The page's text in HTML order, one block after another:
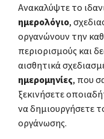
Ανακαλύψτε το
ημερολόγιο,
οργανώνουν την
περιορισμούς και
αισθητικά
ημερομηνίες, που
ξεκινήσετε
να δημιουργήσετε
οργάνωσης.